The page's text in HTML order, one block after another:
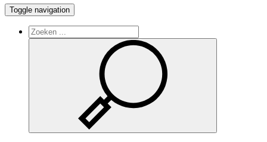
Toggle navigation